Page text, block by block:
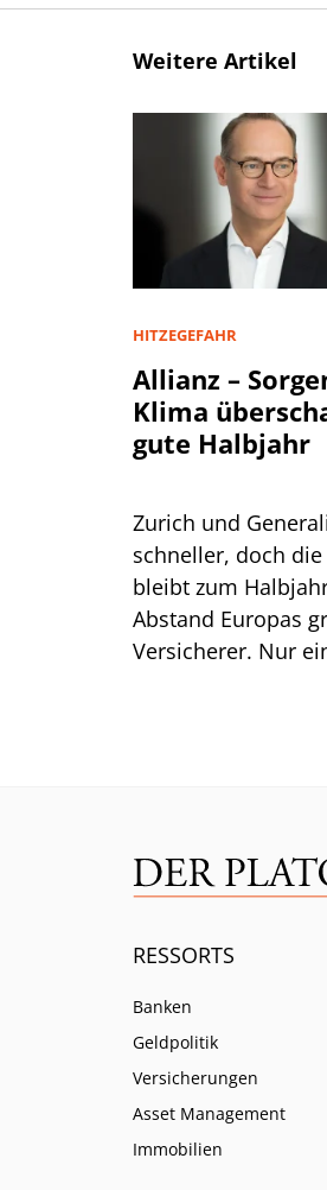
Weitere Artikel
HITZEGEFAHR
Allianz –
Klima
gute Halbjahr
Zurich und
schneller, doch
bleibt zum
Abstand Europas
Versicherer. Nur
RESSORTS
Banken
Geldpolitik
Versicherungen
Asset Management
Immobilien